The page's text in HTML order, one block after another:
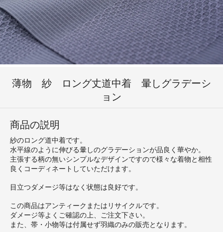
薄物 紗 ロング丈道中着 暈しグラデーシ
ョン
商品の説明
紗のロング道中着です。
水平線のように伸びる暈しのグラデーションが品良く華やか。
主張する柄の無いシンプルなデザインですので様々な着物と相性
良くコーディネートしていただけます。
目立つダメージ等はなく状態は良好です。
この商品はアンティークまたはリサイクルです。
ダメージ等よくご確認の上、ご注文下さい。
また、帯・小物等は付属せず羽織のみの販売となります。